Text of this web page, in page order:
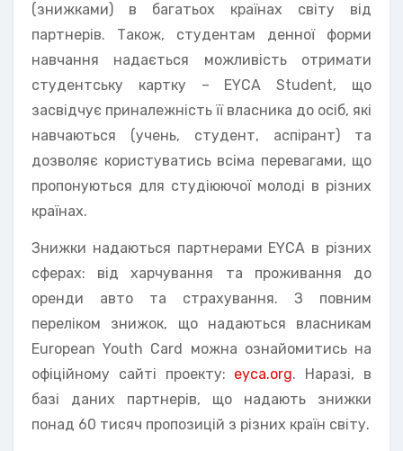
(знижками) в багатьох країнах світу від
партнерів. Також, студентам денної форми
навчання надається можливість отримати
студентську картку – EYCA Student, що
засвідчує приналежність її власника до осіб, які
навчаються (учень, студент, аспірант) та
дозволяє користуватись всіма перевагами, що
пропонуються для студіюючої молоді в різних
країнах.
Знижки надаються партнерами EYCA в різних
сферах: від харчування та проживання до
оренди авто та страхування. З повним
переліком знижок, що надаються власникам
European Youth Card можна ознайомитись на
офіційному сайті проекту: eyca.org. Наразі, в
базі даних партнерів, що надають знижки
понад 60 тисяч пропозицій з різних країн світу.